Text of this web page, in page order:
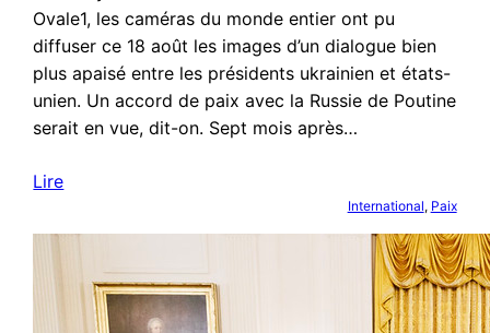
Ovale1, les caméras du monde entier ont pu
diffuser ce 18 août les images d’un dialogue bien
plus apaisé entre les présidents ukrainien et états-
unien. Un accord de paix avec la Russie de Poutine
serait en vue, dit-on. Sept mois après…
Lire
International, Paix